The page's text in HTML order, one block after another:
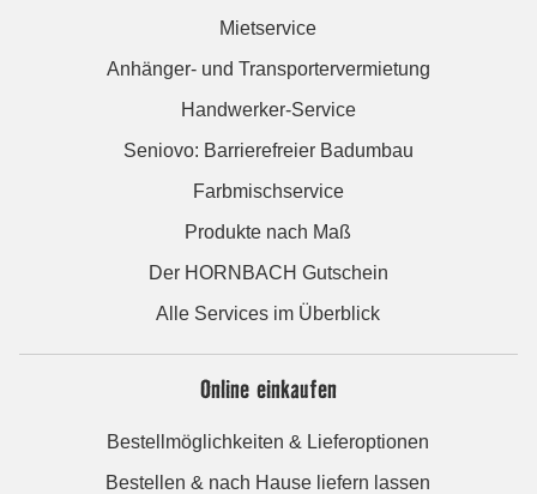
Mietservice
Anhänger- und Transportervermietung
Handwerker-Service
Seniovo: Barrierefreier Badumbau
Farbmischservice
Produkte nach Maß
Der HORNBACH Gutschein
Alle Services im Überblick
Online einkaufen
Bestellmöglichkeiten & Lieferoptionen
Bestellen & nach Hause liefern lassen